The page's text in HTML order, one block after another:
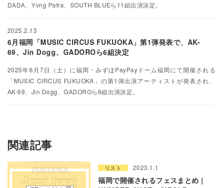
DADA、Yvng Patra、SOUTH BLUEら11組出演決定。
2025.2.13
6月福岡「MUSIC CIRCUS FUKUOKA」第1弾発表で、AK-
69、Jin Dogg、GADOROら6組決定
2025年6月7日（土）に福岡・みずほPayPayドーム福岡にて開催される
「MUSIC CIRCUS FUKUOKA」の第1弾出演アーティストが発表され、
AK-69、Jin Dogg、GADOROら6組出演決定。
関連記事
リスト 2023.1.1
福岡で開催されるフェスまとめ |